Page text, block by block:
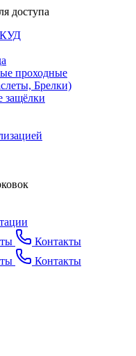
доступа
проходные
Брелки)
защёлки
Контакты
Контакты